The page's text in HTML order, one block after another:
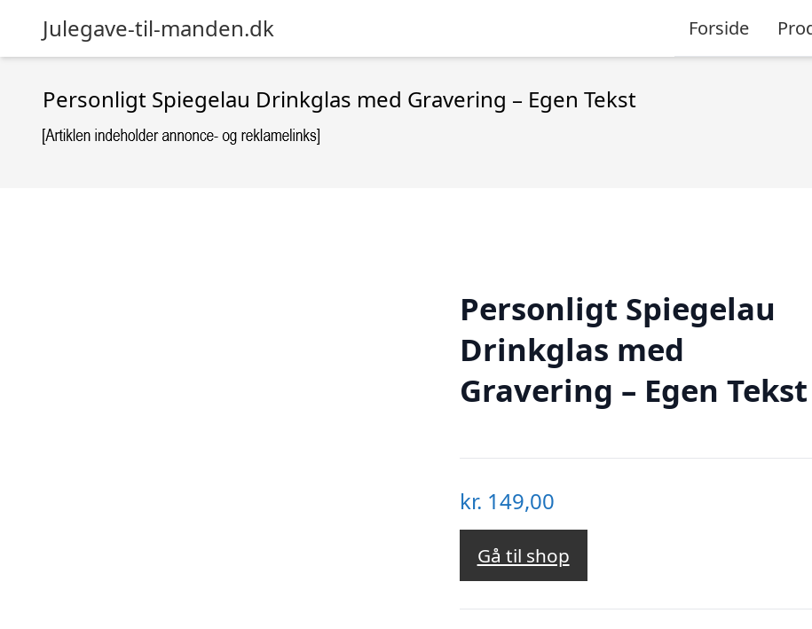
Julegave-til-manden.dk Forside
Personligt Spiegelau Drinkglas med Gravering – Egen Tekst
Personligt Spiegelau
Drinkglas med
Gravering – Egen Tekst
kr. 149,00
Gå til shop